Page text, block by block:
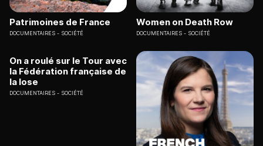
Patrimoines de France
DOCUMENTAIRES SOCIÉTÉ
Women on Death Row
DOCUMENTAIRES SOCIÉTÉ
On a roulé sur le Tour avec
la Fédération française de
la lose
DOCUMENTAIRES SOCIÉTÉ